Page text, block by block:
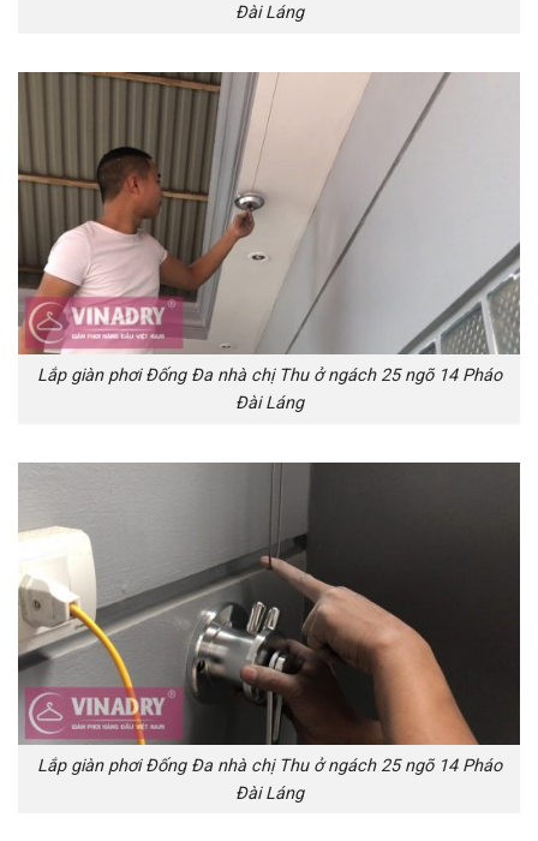
Đài Láng
Lắp giàn phơi Đống Đa nhà chị Thu ở ngách 25 ngõ 14 Pháo
Đài Láng
Lắp giàn phơi Đống Đa nhà chị Thu ở ngách 25 ngõ 14 Pháo
Đài Láng